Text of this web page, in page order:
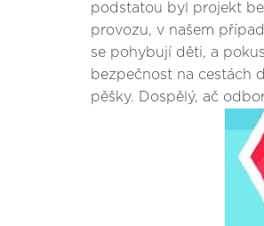
podstatou byl projekt
provozu, v našem
se pohybují děti, a
bezpečnost na cestách
pěšky. Dospělý, ač